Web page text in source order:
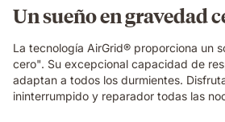
Un sueño en gravedad
La tecnología AirGrid® proporciona un
cero". Su excepcional capacidad de
adaptan a todos los durmientes.
ininterrumpido y reparador todas las